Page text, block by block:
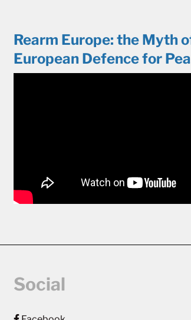
Rearm Europe: the Myth
European Defence for
Social